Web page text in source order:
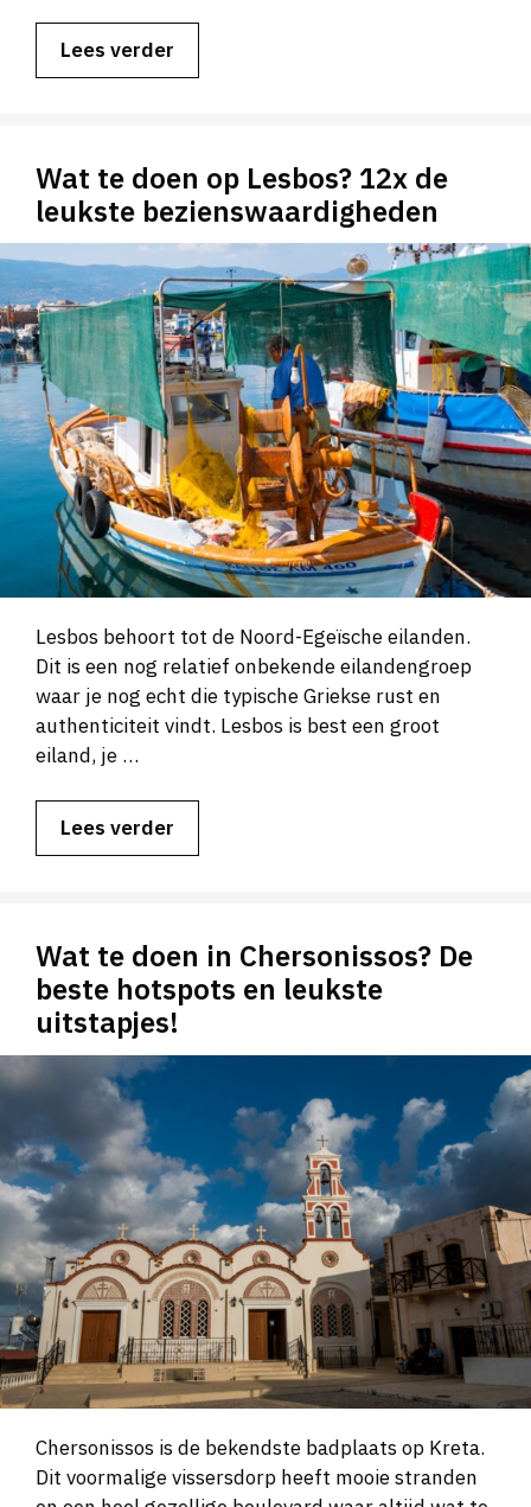
Lees verder
Wat te doen op Lesbos? 12x de
leukste bezienswaardigheden
Lesbos behoort tot de Noord-Egeïsche eilanden.
Dit is een nog relatief onbekende eilandengroep
waar je nog echt die typische Griekse rust en
authenticiteit vindt. Lesbos is best een groot
eiland, je …
Lees verder
Wat te doen in Chersonissos? De
beste hotspots en leukste
uitstapjes!
Chersonissos is de bekendste badplaats op Kreta.
Dit voormalige vissersdorp heeft mooie stranden